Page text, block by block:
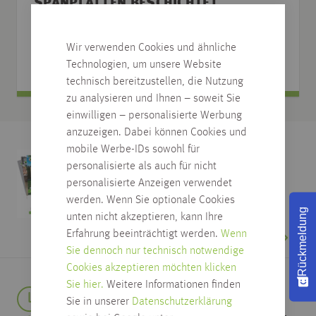
Wir verwenden Cookies und ähnliche
Technologien, um unsere Website
technisch bereitzustellen, die Nutzung
zu analysieren und Ihnen – soweit Sie
einwilligen – personalisierte Werbung
anzuzeigen. Dabei können Cookies und
mobile Werbe-IDs sowohl für
personalisierte als auch für nicht
personalisierte Anzeigen verwendet
werden. Wenn Sie optionale Cookies
unten nicht akzeptieren, kann Ihre
Erfahrung beeinträchtigt werden. Wenn
Sie dennoch nur technisch notwendige
Cookies akzeptieren möchten klicken
Sie hier. Weitere Informationen finden
Sie in unserer Datenschutzerklärung
SPANPLATTEN BESCHICHTET
Kataloge
Zur Übersicht
Lieferservice
Rückmeldung